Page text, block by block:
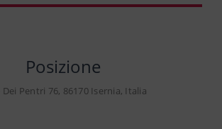
Posizione
Dei Pentri 76, 86170 Isernia, Italia